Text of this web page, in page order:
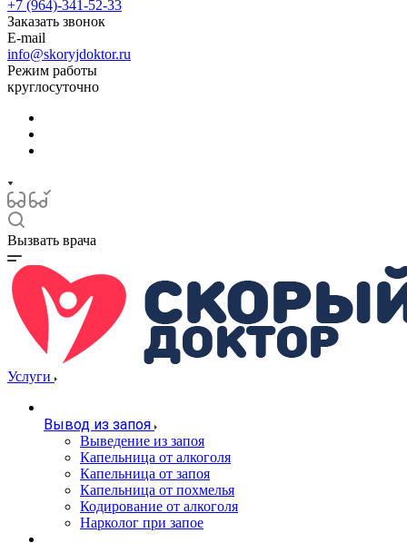
+7 (964)-341-52-33
Заказать звонок
E-mail
info@skoryjdoktor.ru
Режим работы
круглосуточно
Вызвать врача
Услуги
Вывод из запоя
Выведение из запоя
Капельница от алкоголя
Капельница от запоя
Капельница от похмелья
Кодирование от алкоголя
Нарколог при запое